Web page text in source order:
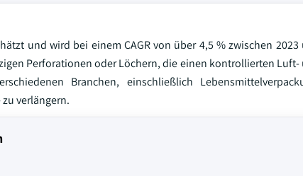
und wird bei einem CAGR von über 4,5 % zwischen 2023
Perforationen oder Löchern, die einen kontrollierten Luft-
Branchen, einschließlich
verlängern.